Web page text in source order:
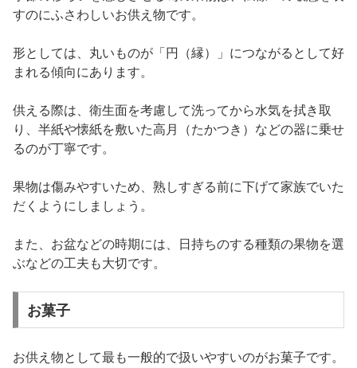
すのにふさわしいお供え物です。
形としては、丸いものが「円（縁）」につながるとして好
まれる傾向にあります。
供える際は、衛生面を考慮して洗ってから水気を拭き取
り、半紙や懐紙を敷いた高月（たかつき）などの器に乗せ
るのが丁寧です。
果物は傷みやすいため、熟しすぎる前に下げて家族でいた
だくようにしましょう。
また、お盆などの時期には、日持ちのする種類の果物を選
ぶなどの工夫も大切です。
お菓子
お供え物として最も一般的で扱いやすいのがお菓子です。